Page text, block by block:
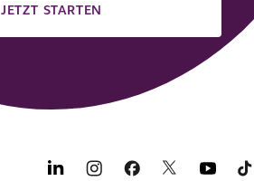
JETZT STARTEN